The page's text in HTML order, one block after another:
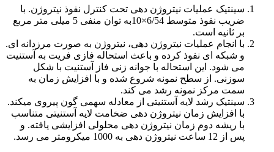
سینتیک عملیات نیتروژن دهی تحت کنترل نفوذ نیتروژن. با
ضریب نفوذ متوسط 6/54×10به توان منفی 5 میلی متر مربع
بر ثانیه است.
با انجام عملیات نیتروژن دهی، نیتروژن به صورت مرزدانه ای.
و شبکه ای نفوذ کرده و باعث استحاله فازی فریت به آستنیت
می شود. این استحاله با جوانه زنی فاز آستنیت با شکل
سوزنی. از سطح نمونه شروع شده و با افزایش زمان به
سمت مرکز نمونه رشد می کند.
سینتیک رشد لایه آستنیتی از معادله سهمی گون پیروی میکند.
با افزایش زمان نیتروژن دهی ضخامت لایه آستنیتی متناسب
با ریشه دوم زمان نیتروژن دهی محلولی افزایشی یافته. و
پس از 12 ساعت نیتروژن دهی به 1000 میکرومتر می رسد.